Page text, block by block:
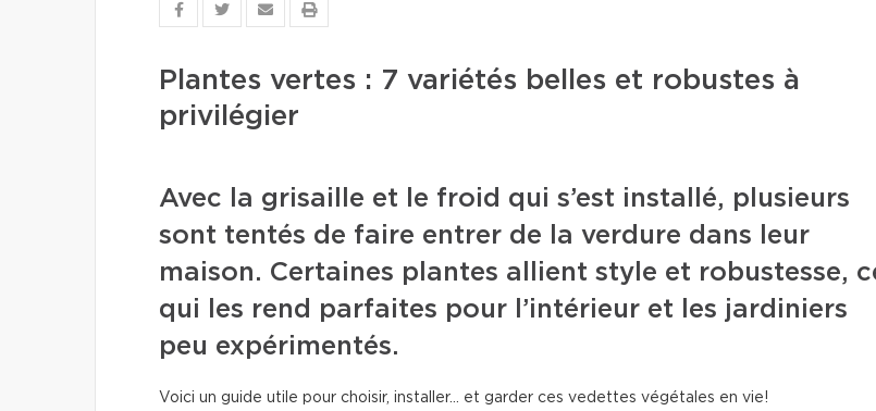
Plantes vertes : 7 variétés belles et robustes à
privilégier
Avec la grisaille et le froid qui s’est installé, plusieurs
sont tentés de faire entrer de la verdure dans leur
maison. Certaines plantes allient style et robustesse,
qui les rend parfaites pour l’intérieur et les jardiniers
peu expérimentés.
Voici un guide utile pour choisir, installer… et garder ces vedettes végétales en vie!